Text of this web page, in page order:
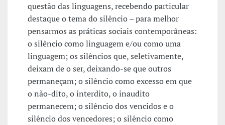
questão das linguagens, recebendo particular
destaque o tema do silêncio – para melhor
pensarmos as práticas sociais contemporâneas:
o silêncio como linguagem e/ou como uma
linguagem; os silêncios que, seletivamente,
deixam de o ser, deixando-se que outros
permaneçam; o silêncio como excesso em que
o não-dito, o interdito, o inaudito
permanecem; o silêncio dos vencidos e o
silêncio dos vencedores; o silêncio como